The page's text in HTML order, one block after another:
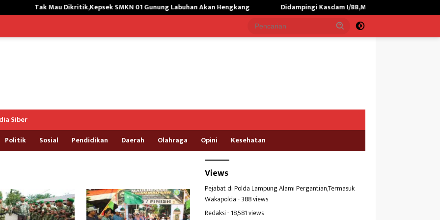
Mau Dikritik,Kepsek SMKN 01 Gunung Labuhan Akan Hengkang Didampingi Kasdam I/BB,Menhan RI Kunjungi Yonif TP 902/
Siber
Politik Sosial Pendidikan Daerah Olahraga Opini Kesehatan
Views
Pejabat di Polda Lampung Alami Pergantian,Termasuk
Wakapolda- 388 views
Redaksi- 18,581 views